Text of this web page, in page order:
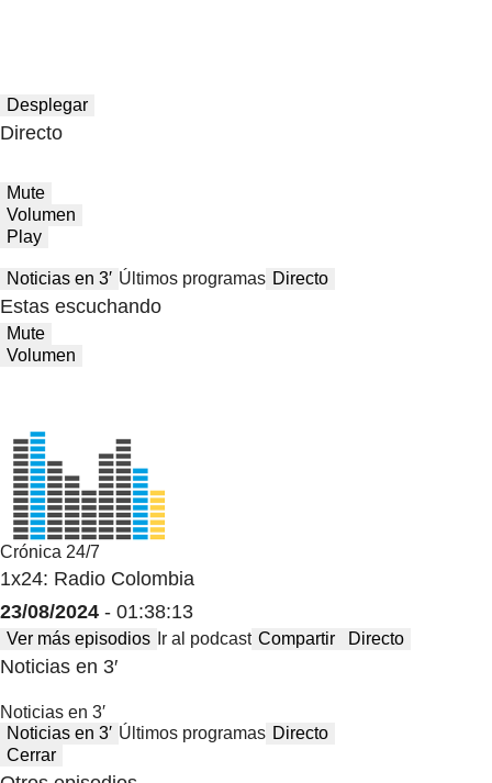
Desplegar
Directo
Mute
Volumen
Play
Noticias en 3′ Últimos programas Directo
Estas escuchando
Mute
Volumen
Crónica 24/7
1x24: Radio Colombia
23/08/2024 - 01:38:13
Ver más episodios Ir al podcast Compartir Directo
Noticias en 3′
Noticias en 3′
Noticias en 3′ Últimos programas Directo
Cerrar